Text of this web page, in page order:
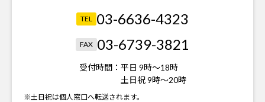
TEL 03-6636-4323
FAX 03-6739-3821
受付時間： 平日 9時～18時
土日祝 9時～20時
※土日祝は個人窓口へ転送されます。